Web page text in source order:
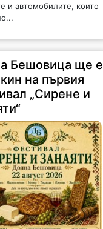
и автомобилите, които
Бешовица ще е
на първия
„Сирене и